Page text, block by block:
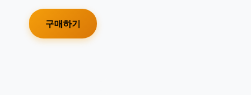
구매하기